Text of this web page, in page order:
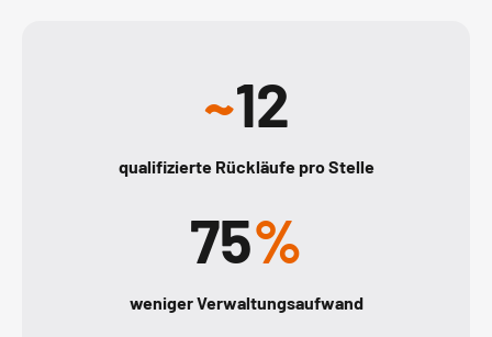
~12
qualifizierte Rückläufe pro Stelle
75%
weniger Verwaltungsaufwand